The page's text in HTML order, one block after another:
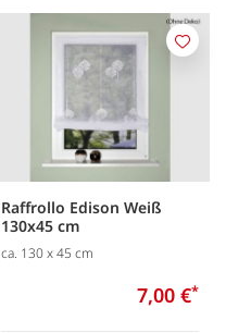
Raffrollo Edison Weiß
130x45 cm
ca. 130 x 45 cm
7,00 €*